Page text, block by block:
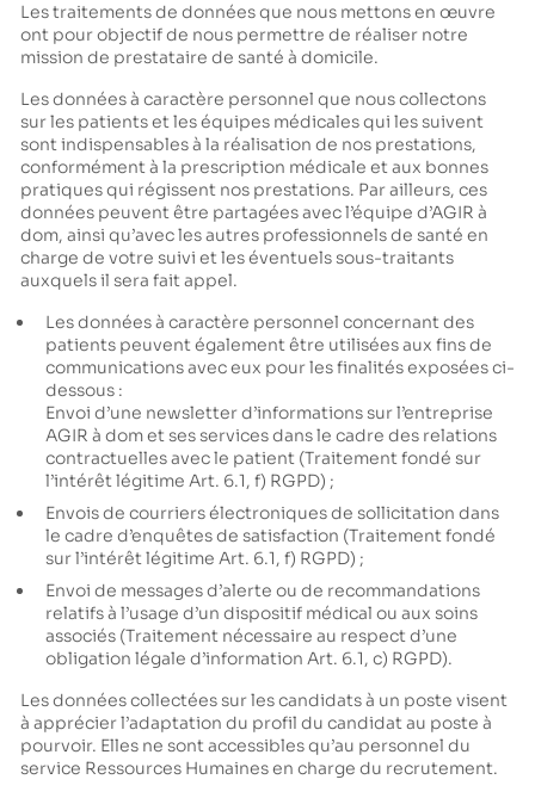
Les traitements de données que nous mettons en œuvre
ont pour objectif de nous permettre de réaliser notre
mission de prestataire de santé à domicile.
Les données à caractère personnel que nous collectons
sur les patients et les équipes médicales qui les suivent
sont indispensables à la réalisation de nos prestations,
conformément à la prescription médicale et aux bonnes
pratiques qui régissent nos prestations. Par ailleurs, ces
données peuvent être partagées avec l’équipe d’AGIR à
dom, ainsi qu’avec les autres professionnels de santé en
charge de votre suivi et les éventuels sous-traitants
auxquels il sera fait appel.
Les données à caractère personnel concernant des
patients peuvent également être utilisées aux fins de
communications avec eux pour les finalités exposées ci-
dessous :
Envoi d’une newsletter d’informations sur l’entreprise
AGIR à dom et ses services dans le cadre des relations
contractuelles avec le patient (Traitement fondé sur
l’intérêt légitime Art. 6.1, f) RGPD) ;
Envois de courriers électroniques de sollicitation dans
le cadre d’enquêtes de satisfaction (Traitement fondé
sur l’intérêt légitime Art. 6.1, f) RGPD) ;
Envoi de messages d’alerte ou de recommandations
relatifs à l’usage d’un dispositif médical ou aux soins
associés (Traitement nécessaire au respect d’une
obligation légale d’information Art. 6.1, c) RGPD).
Les données collectées sur les candidats à un poste visent
à apprécier l’adaptation du profil du candidat au poste à
pourvoir. Elles ne sont accessibles qu’au personnel du
service Ressources Humaines en charge du recrutement.